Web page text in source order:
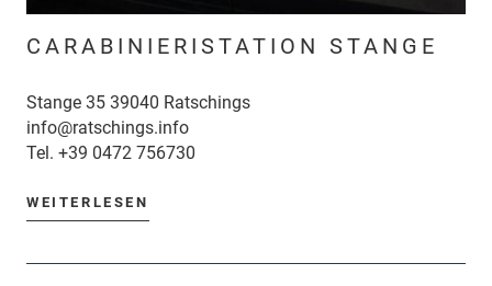
CARABINIERISTATION STANGE
Stange 35 39040 Ratschings
info@ratschings.info
Tel. +39 0472 756730
WEITERLESEN